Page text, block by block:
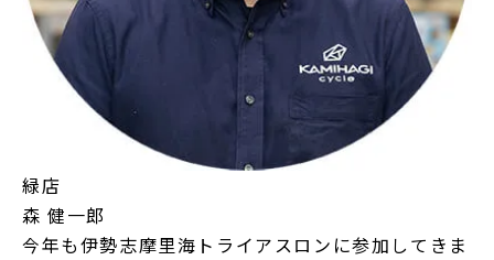
緑店
森 健一郎
今年も伊勢志摩里海トライアスロンに参加してきま